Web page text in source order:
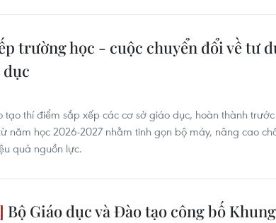
trường học - cuộc chuyển đổi về tư
tạo thí điểm sắp xếp các cơ sở giáo dục, hoàn thành
năm học 2026-2027 nhằm tinh gọn bộ máy, nâng cao
quả nguồn lực.
Bộ Giáo dục và Đào tạo công bố